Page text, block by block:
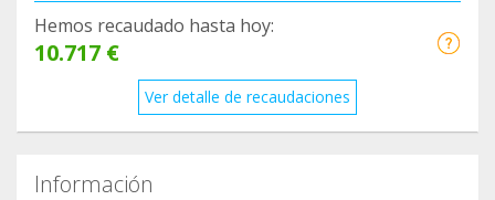
Hemos recaudado hasta hoy:
10.717 €
Ver detalle de recaudaciones
Información